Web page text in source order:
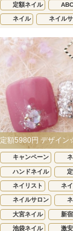
定額ネイル ABC
ネイル ネイル
定額5980円 デザイ
キャンペーン
ハンドネイル
ネイリスト ネ
ネイルサロン
大宮ネイル 新
池袋ネイル 激